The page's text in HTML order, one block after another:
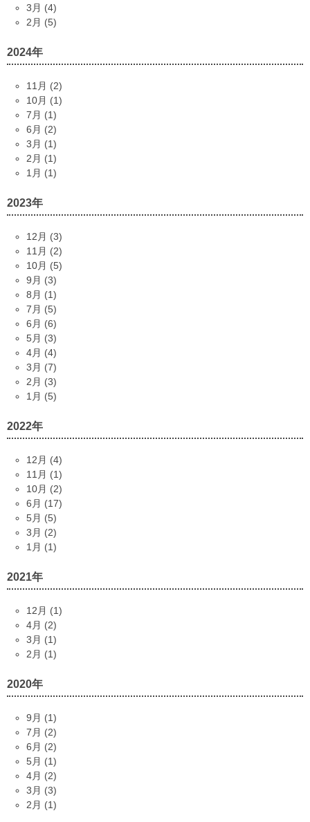
3月 (4)
2月 (5)
2024年
11月 (2)
10月 (1)
7月 (1)
6月 (2)
3月 (1)
2月 (1)
1月 (1)
2023年
12月 (3)
11月 (2)
10月 (5)
9月 (3)
8月 (1)
7月 (5)
6月 (6)
5月 (3)
4月 (4)
3月 (7)
2月 (3)
1月 (5)
2022年
12月 (4)
11月 (1)
10月 (2)
6月 (17)
5月 (5)
3月 (2)
1月 (1)
2021年
12月 (1)
4月 (2)
3月 (1)
2月 (1)
2020年
9月 (1)
7月 (2)
6月 (2)
5月 (1)
4月 (2)
3月 (3)
2月 (1)